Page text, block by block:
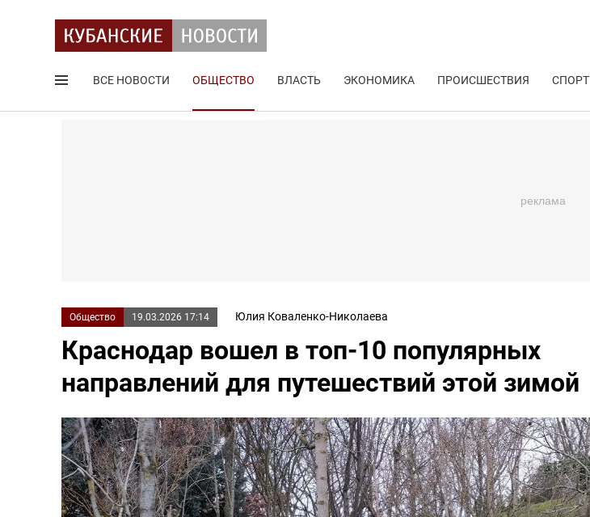
ВСЕ НОВОСТИ ОБЩЕСТВО ВЛАСТЬ ЭКОНОМИКА ПРОИСШЕСТВИЯ СПОРТ
Общество 19.03.2026 17:14 Юлия Коваленко-Николаева
Краснодар вошел в топ-10 популярных
направлений для путешествий этой зимой